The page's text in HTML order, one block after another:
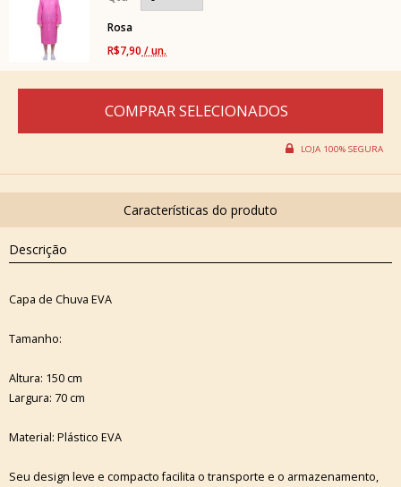
Rosa
R$7,90 / un.
Descrição
Capa de Chuva EVA
Tamanho:
Altura: 150 cm
Largura: 70 cm
Material: Plástico EVA
Seu design leve e compacto facilita o transporte e o armazenamento,